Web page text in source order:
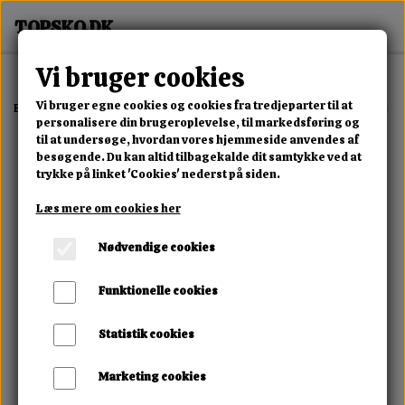
Forside Erotisk Kollektion Alle Produkter Obsessive Amor
Vi bruger cookies
Vi bruger egne cookies og cookies fra tredjeparter til at
personalisere din brugeroplevelse, til markedsføring og
til at undersøge, hvordan vores hjemmeside anvendes af
besøgende. Du kan altid tilbagekalde dit samtykke ved at
trykke på linket 'Cookies' nederst på siden.
Læs mere om cookies her
Nødvendige cookies
Funktionelle cookies
Statistik cookies
Marketing cookies